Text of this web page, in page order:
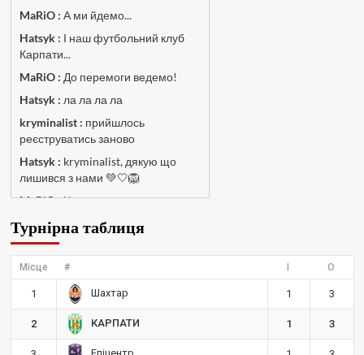
MaRiO : А ми йдемо...
Hatsyk : І наш футбольний клуб
Карпати...
MaRiO : До перемоги ведемо!
Hatsyk : ла ла ла ла
kryminalist : прийшлось
реєструватись заново
Hatsyk : kryminalist, дякую що
лишився з нами 💚🤍🦁
MaRiO :Чат потрохи оживає, то
MaRiO :
Знов у клубі бардак...
Hatsyk :
Все буде добре
Torsida_LEMBERG_1963 :
привіт, знову з вами)
Hatsyk :
Torsida_LEMBERG_1963 ,
радий вітати 🙌 🦁
Турнірна таблиця
Місце # О
1 Шахтар 1 3
2 КАРПАТИ 1 3